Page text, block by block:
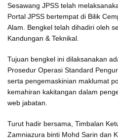
Sesawang JPSS telah
Portal JPSS bertempat di Bilik
Alam. Bengkel telah dihadiri oleh
Kandungan & Teknikal.
Tujuan bengkel ini dilaksanakan
Prosedur Operasi Standard
serta pengemaskinian maklumat
kemahiran kakitangan dalam
web jabatan.
Turut hadir bersama, Timbalan
Zamniazura binti Mohd Sarin dan